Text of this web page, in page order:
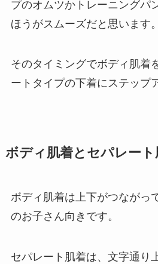
プのオムツかトレーニングパ
ほうがスムーズだと思います。
そのタイミングでボディ肌着
ートタイプの下着にステップ
ボディ肌着とセパレート
ボディ肌着は上下がつながっ
のお子さん向きです。
セパレート肌着は、文字通り